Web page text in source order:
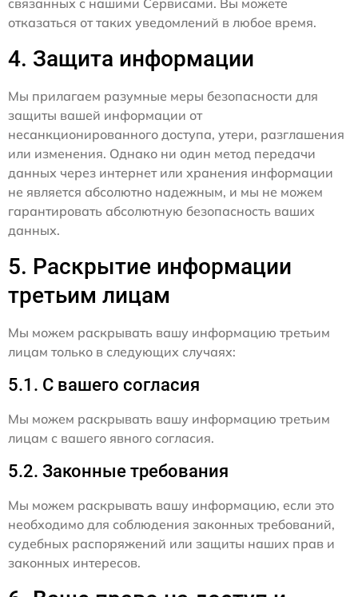
связанных с нашими Сервисами. Вы можете
отказаться от таких уведомлений в любое время.
4. Защита информации
Мы прилагаем разумные меры безопасности для
защиты вашей информации от
несанкционированного доступа, утери, разглашения
или изменения. Однако ни один метод передачи
данных через интернет или хранения информации
не является абсолютно надежным, и мы не можем
гарантировать абсолютную безопасность ваших
данных.
5. Раскрытие информации
третьим лицам
Мы можем раскрывать вашу информацию третьим
лицам только в следующих случаях:
5.1. С вашего согласия
Мы можем раскрывать вашу информацию третьим
лицам с вашего явного согласия.
5.2. Законные требования
Мы можем раскрывать вашу информацию, если это
необходимо для соблюдения законных требований,
судебных распоряжений или защиты наших прав и
законных интересов.